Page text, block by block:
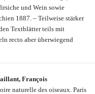
und Wein sowie
1887. – Teilweise stärker
Textblätter teils mit
recto aber überwiegend
François
naturelle des oiseaux. Paris